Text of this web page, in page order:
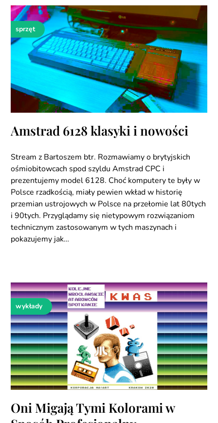
sprzęt
Amstrad 6128 klasyki i nowości
Stream z Bartoszem btr. Rozmawiamy o brytyjskich
ośmiobitowcach spod szyldu Amstrad CPC i
prezentujemy model 6128. Choć komputery te były w
Polsce rzadkością, miały pewien wkład w historię
przemian ustrojowych w Polsce na przełomie lat 80tych
i 90tych. Przyglądamy się nietypowym rozwiązaniom
technicznym zastosowanym w tych maszynach i
pokazujemy jak…
wykłady
Oni Migają Tymi Kolorami w